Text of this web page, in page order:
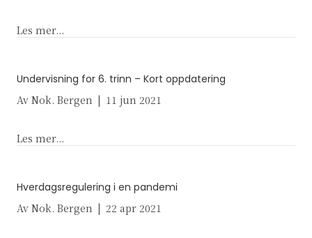
Les mer...
Undervisning for 6. trinn – Kort oppdatering
Av Nok. Bergen | 11 jun 2021
Les mer...
Hverdagsregulering i en pandemi
Av Nok. Bergen | 22 apr 2021